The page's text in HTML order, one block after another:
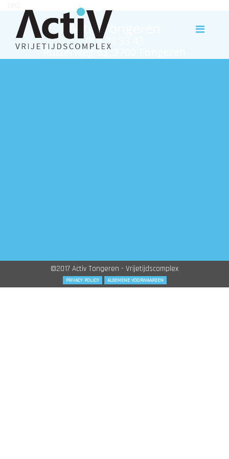
Activ Tongeren
012 23 33 43
Rutterweg 63, 3700 Tongeren
©2017 Activ Tongeren - Vrijetijdscomplex
PRIVACY POLICY ALGEMENE VOORWAARDEN